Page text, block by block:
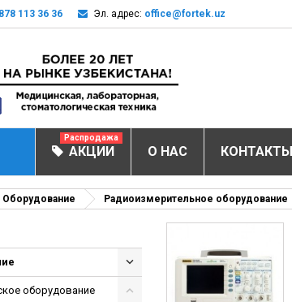
113 36 36 Эл. адрес: office@fortek.uz
МЕДИЦИНСКОЕ ОБОРУДОВАНИЕ
Анализатор
Анализаторы
АКЦИИ
Распродажа
О НАС КОНТАКТЫ
Оборудование Радиоизмерительное оборудование
оборудование